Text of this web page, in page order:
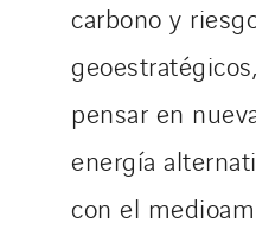
carbono y
pensar en
energía
con el